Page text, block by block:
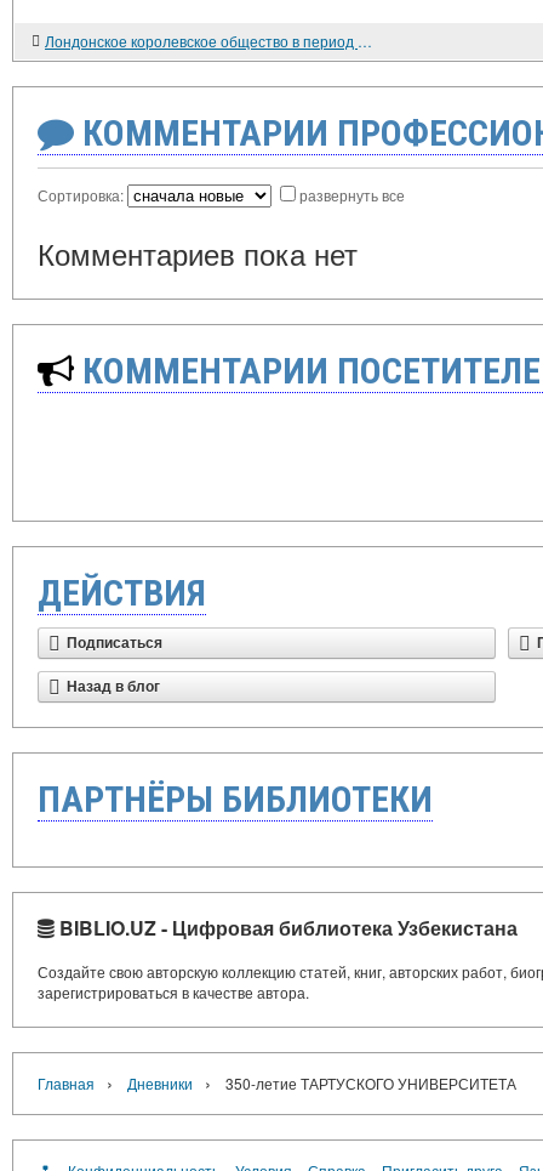
Лондонское королевское общество в период Реставрации.
КОММЕНТАРИИ
Сортировка: развернуть все
Комментариев пока нет
КОММЕНТАРИИ
ДЕЙСТВИЯ
Подписаться
Назад в блог
ПАРТНЁРЫ БИБЛИОТЕКИ
BIBLIO.UZ - Цифровая библиотека Узбекистана
Создайте свою авторскую коллекцию статей, книг, авторских работ,
зарегистрироваться в качестве автора.
Главная › Дневники › 350-летие ТАРТУСКОГО УНИВЕРСИТЕТА